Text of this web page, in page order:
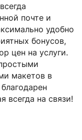
почте и
удобно
бонусов,
цен на услуги.
макетов в
всегда на связи!